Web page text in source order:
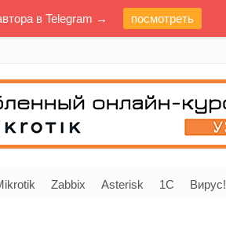
Zabbix Asterisk 1C Вирус!
в Telegram → посмотреть